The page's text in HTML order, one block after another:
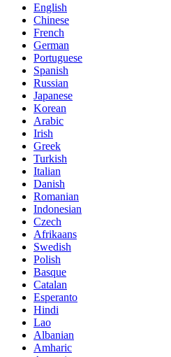
English
Chinese
French
German
Portuguese
Spanish
Russian
Japanese
Korean
Arabic
Irish
Greek
Turkish
Italian
Danish
Romanian
Indonesian
Czech
Afrikaans
Swedish
Polish
Basque
Catalan
Esperanto
Hindi
Lao
Albanian
Amharic